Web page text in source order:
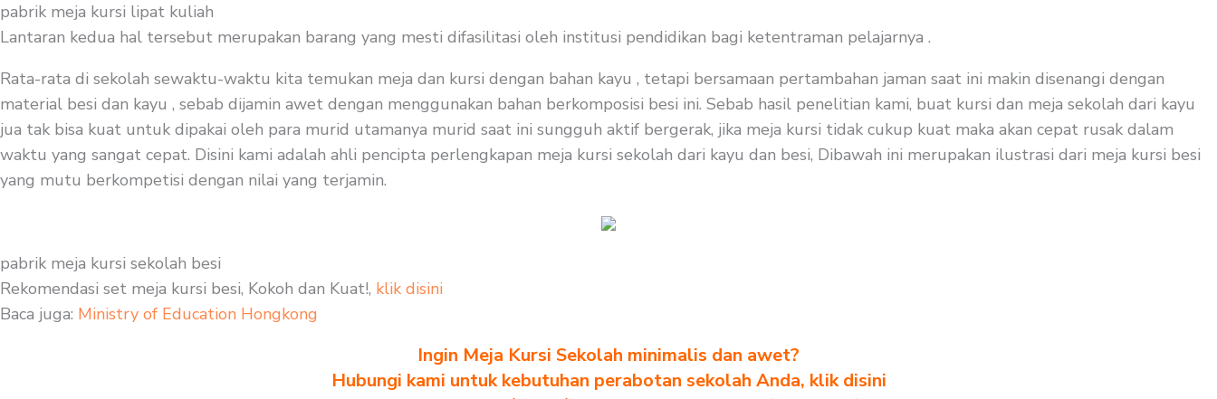
pabrik meja kursi lipat kuliah
Lantaran kedua hal tersebut merupakan barang yang mesti difasilitasi oleh institusi pendidikan bagi ketentraman pelajarnya .
Rata-rata di sekolah sewaktu-waktu kita temukan meja dan kursi dengan bahan kayu , tetapi bersamaan pertambahan jaman saat ini makin disenangi dengan
material besi dan kayu , sebab dijamin awet dengan menggunakan bahan berkomposisi besi ini. Sebab hasil penelitian kami, buat kursi dan meja sekolah dari kayu
jua tak bisa kuat untuk dipakai oleh para murid utamanya murid saat ini sungguh aktif bergerak, jika meja kursi tidak cukup kuat maka akan cepat rusak dalam
waktu yang sangat cepat. Disini kami adalah ahli pencipta perlengkapan meja kursi sekolah dari kayu dan besi, Dibawah ini merupakan ilustrasi dari meja kursi besi
yang mutu berkompetisi dengan nilai yang terjamin.
pabrik meja kursi sekolah besi
Rekomendasi set meja kursi besi, Kokoh dan Kuat!, klik disini
Baca juga: Ministry of Education Hongkong
Ingin Meja Kursi Sekolah minimalis dan awet?
Hubungi kami untuk kebutuhan perabotan sekolah Anda, klik disini